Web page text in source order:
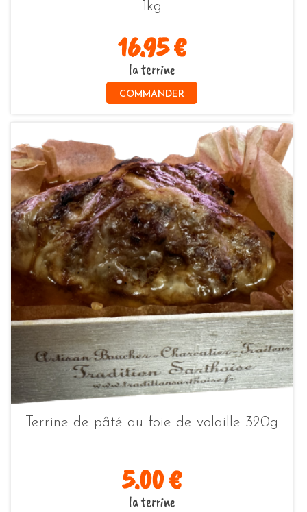
1kg
16.95 €
la terrine
COMMANDER
Terrine de pâté au foie de volaille 320g
5.00 €
la terrine